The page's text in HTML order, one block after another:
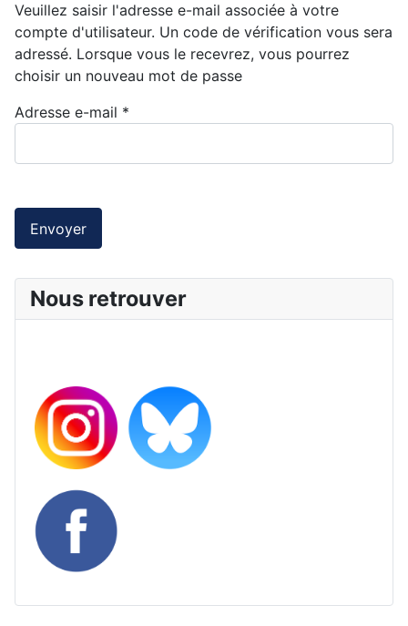
Veuillez saisir l'adresse e-mail associée à votre
compte d'utilisateur. Un code de vérification vous sera
adressé. Lorsque vous le recevrez, vous pourrez
choisir un nouveau mot de passe
Adresse e-mail *
Envoyer
Nous retrouver